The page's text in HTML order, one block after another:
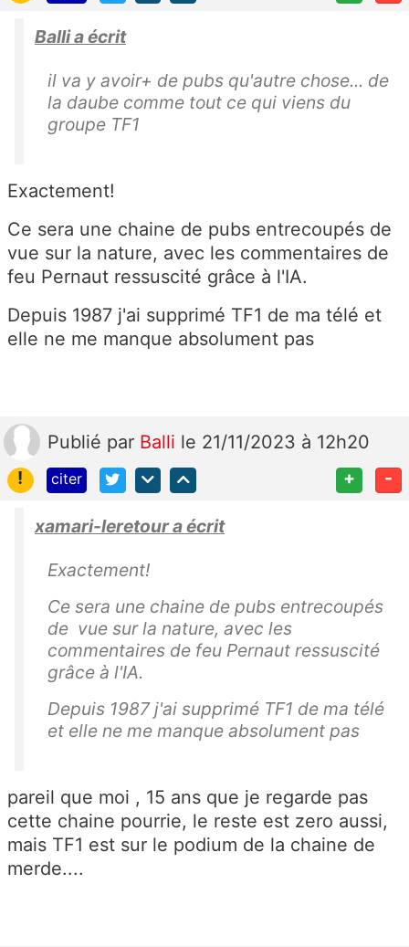
Balli a écrit
il va y avoir+ de pubs qu'autre chose... de
la daube comme tout ce qui viens du
groupe TF1
Exactement!
Ce sera une chaine de pubs entrecoupés de
vue sur la nature, avec les commentaires de
feu Pernaut ressuscité grâce à l'IA.
Depuis 1987 j'ai supprimé TF1 de ma télé et
elle ne me manque absolument pas
Publié par Balli le 21/11/2023 à 12h20
!
citer + -
xamari-leretour a écrit
Exactement!
Ce sera une chaine de pubs entrecoupés
de vue sur la nature, avec les
commentaires de feu Pernaut ressuscité
grâce à l'IA.
Depuis 1987 j'ai supprimé TF1 de ma télé
et elle ne me manque absolument pas
pareil que moi , 15 ans que je regarde pas
cette chaine pourrie, le reste est zero aussi,
mais TF1 est sur le podium de la chaine de
merde....